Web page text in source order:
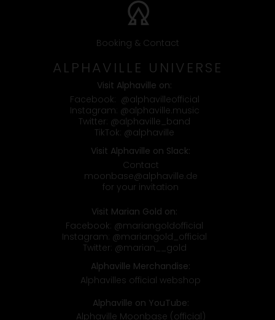
Booking & Contact
ALPHAVILLE UNIVERSE
Visit Alphaville on:
Facebook: @alphavilleofficial
Instagram: @alphaville.music
Twitter: @alphaville_band
TikTok: @alphaville
Visit Alphaville on Slack:
Contact
moonbase@alphaville.de
for your invitation
Visit Marian Gold on:
Facebook: @mariangoldofficial
Instagram: @mariangold_official
Twitter: @marian__gold
Alphaville Merchandise:
Alphavilles official webshop
Alphaville on YouTube:
Alphaville Moonbase (official)